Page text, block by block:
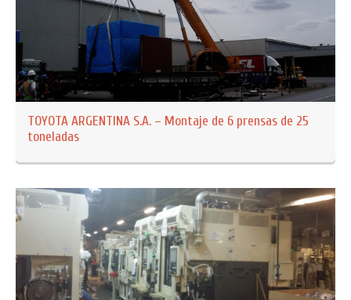
TOYOTA ARGENTINA S.A. – Montaje de 6 prensas de 25
toneladas